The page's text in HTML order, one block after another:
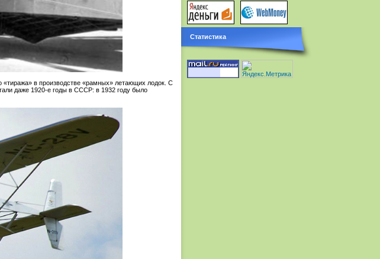
«тиража» в производстве «рамных» летающих лодок. С
даже 1920-е годы в СССР: в 1932 году было
Статистика